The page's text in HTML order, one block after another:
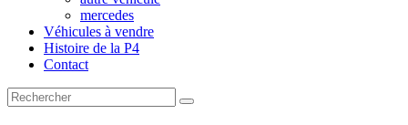
mercedes
Véhicules à vendre
Histoire de la P4
Contact